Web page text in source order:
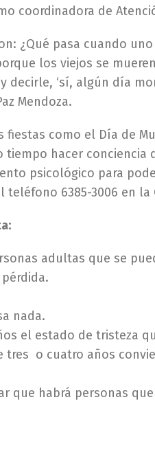
coordinadora de
¿Qué pasa cuando
los viejos se
‘sí, algún día
Mendoza.
fiestas como el Día de
hacer
psicológico para
6385-3006 en la
adultas que se
nada.
el estado de tristeza
tres o cuatro años
que habrá personas